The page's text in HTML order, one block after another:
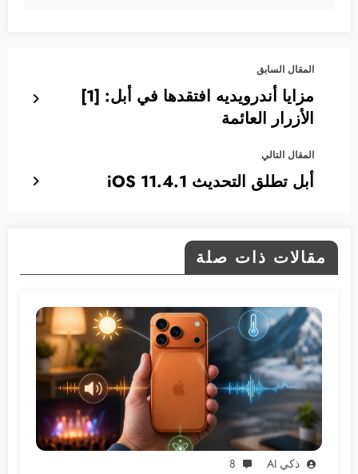
المقال السابق
مزايا أندرويديه افتقدها في أبل: [1]
الأزرار العائمة
المقال التالي
أبل تطلق التحديث iOS 11.4.1
مقالات ذات صلة
ذكي AI 8